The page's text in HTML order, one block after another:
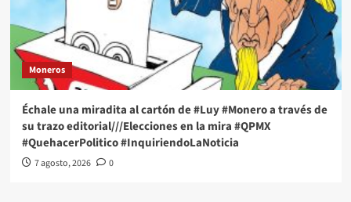
Moneros
Échale una miradita al cartón de #Luy #Monero a través de
su trazo editorial///Elecciones en la mira #QPMX
#QuehacerPolitico #InquiriendoLaNoticia
7 agosto, 2026 0